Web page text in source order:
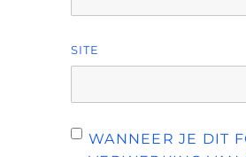
SITE
WANNEER JE DIT